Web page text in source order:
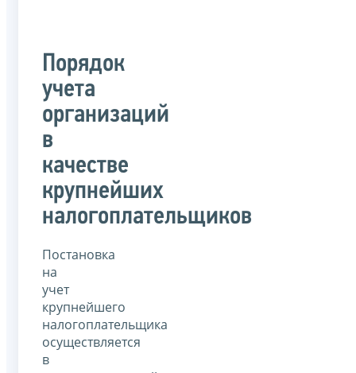
Порядок
учета
организаций
в
качестве
крупнейших
налогоплательщиков
Постановка
на
учет
крупнейшего
налогоплательщика
осуществляется
в